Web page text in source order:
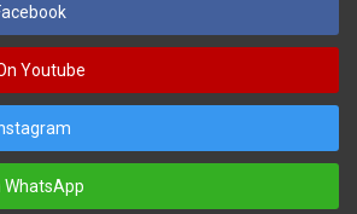
Youtube
WhatsApp